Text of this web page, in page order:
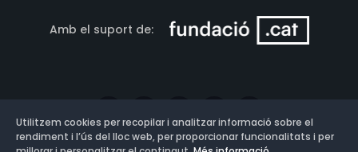
Amb el suport de:
Utilitzem cookies per recopilar i analitzar informació sobre el
rendiment i l’ús del lloc web, per proporcionar funcionalitats i per